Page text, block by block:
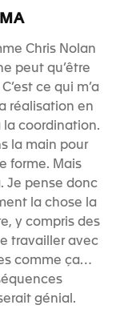
Chris Nolan
peut qu’être
ce qui m’a
réalisation en
la coordination.
la main pour
forme. Mais
Je pense donc
la chose la
y compris des
travailler avec
comme ça…
génial.